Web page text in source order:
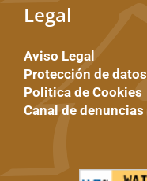
Legal
Aviso Legal
Protección de datos
Politica de Cookies
Canal de denuncias